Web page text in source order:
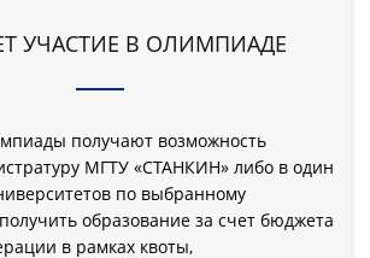
УЧАСТИЕ В ОЛИМПИАДЕ
получают возможность
МГТУ «СТАНКИН» либо в один
по выбранному
образование за счет бюджета
в рамках квоты,